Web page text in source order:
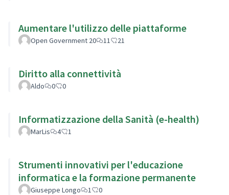
Aumentare l'utilizzo delle piattaforme
Open Government 20 11 21
Diritto alla connettività
Aldo 0 0
Informatizzazione della Sanità (e-health)
MarLis 4 1
Strumenti innovativi per l'educazione
informatica e la formazione permanente
Giuseppe Longo 1 0